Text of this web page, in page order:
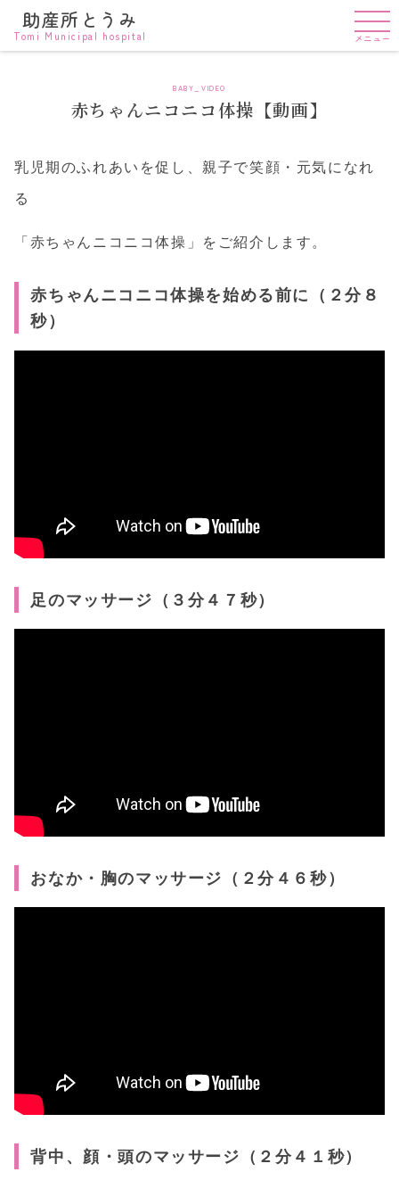
助産所とうみ
Tomi Municipal hospital メニュー
BABY_VIDEO
赤ちゃんニコニコ体操【動画】
乳児期のふれあいを促し、親子で笑顔・元気になれ
る
「赤ちゃんニコニコ体操」をご紹介します。
赤ちゃんニコニコ体操を始める前に（２分８
秒）
足のマッサージ（３分４７秒）
おなか・胸のマッサージ（２分４６秒）
背中、顔・頭のマッサージ（２分４１秒）